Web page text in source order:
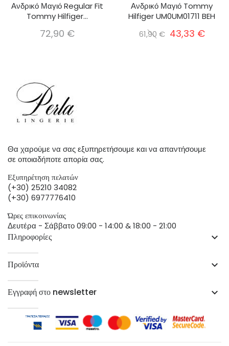
Ανδρικό Μαγιό Regular Fit
Tommy Hilfiger...
72,90 €
Ανδρικό Μαγιό Tommy
Hilfiger UM0UM01711 BEH
61,90 € 43,33 €
Θα χαρούμε να σας εξυπηρετήσουμε και να απαντήσουμε
σε οποιαδήποτε απορία σας.
Εξυπηρέτηση πελατών
(+30) 25210 34082
(+30) 6977776410
Ώρες επικοινωνίας
Δευτέρα - Σάββατο 09:00 - 14:00 & 18:00 - 21:00
Πληροφορίες keyboard_arrow_down
Προϊόντα keyboard_arrow_down
Εγγραφή στο newsletter keyboard_arrow_down